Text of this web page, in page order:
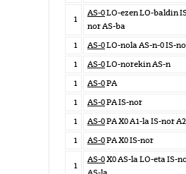
1
AS-0LO-ezen LO-baldin
nor AS-ba
1
AS-0LO-nola AS-n-0 IS-
1
AS-0LO-norekin AS-n
1
AS-0PA
1
AS-0PA IS-nor
1
AS-0PA X0 A1-la IS-nor A2
1
AS-0PA X0 IS-nor
1
AS-0X0 AS-la LO-eta IS-